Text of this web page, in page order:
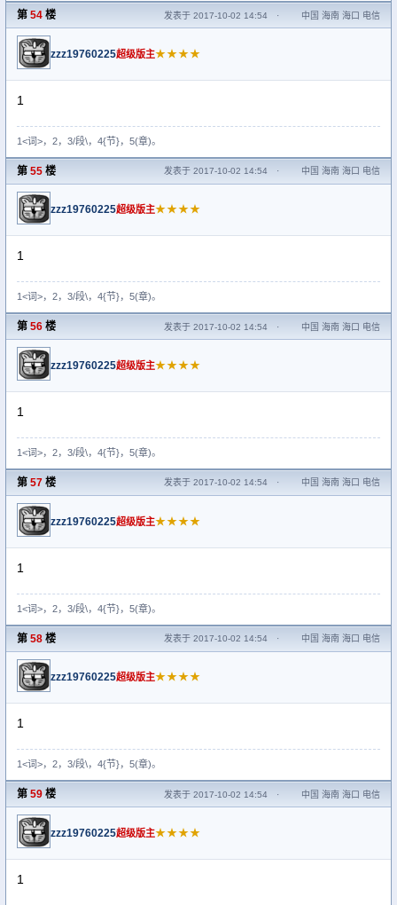
第 54 楼 发表于 2017-10-02 14:54 · 中国 海南 海口 电信
zzz19760225超级版主★★★★
1
1<词>，2，3/段\，4{节}，5(章)。
第 55 楼 发表于 2017-10-02 14:54 · 中国 海南 海口 电信
zzz19760225超级版主★★★★
1
1<词>，2，3/段\，4{节}，5(章)。
第 56 楼 发表于 2017-10-02 14:54 · 中国 海南 海口 电信
zzz19760225超级版主★★★★
1
1<词>，2，3/段\，4{节}，5(章)。
第 57 楼 发表于 2017-10-02 14:54· 中国 海南 海口 电信
zzz19760225超级版主★★★★
1
1<词>，2，3/段\，4{节}，5(章)。
第 58 楼 发表于 2017-10-02 14:54 · 中国 海南 海口 电信
zzz19760225超级版主★★★★
1
1<词>，2，3/段\，4{节}，5(章)。
第 59 楼 发表于 2017-10-02 14:54 · 中国 海南 海口 电信
zzz19760225超级版主★★★★
1